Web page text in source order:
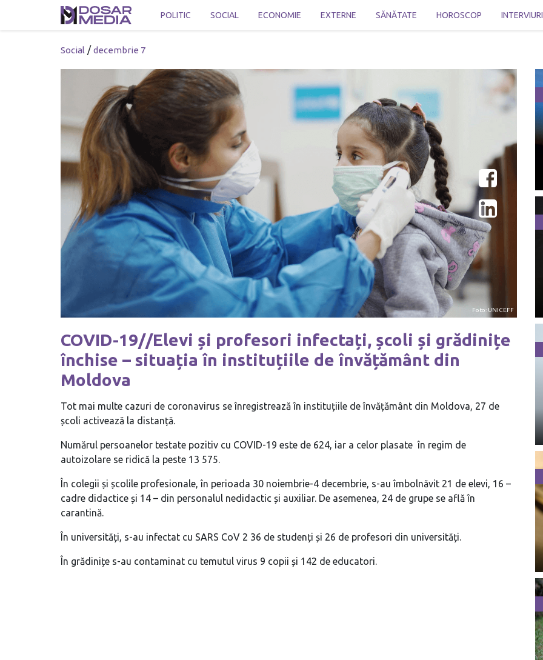
POLITIC SOCIAL ECONOMIE EXTERNE SĂNĂTATE HOROSCOP INTERVIURI
Social /decembrie 7
Foto: UNICEFF
COVID-19//Elevi și profesori infectați, școli și grădinițe
închise – situația în instituțiile de învățământ din
Moldova
Tot mai multe cazuri de coronavirus se înregistrează în instituțiile de învățământ din Moldova, 27 de
școli activează la distanță.
Numărul persoanelor testate pozitiv cu COVID-19 este de 624, iar a celor plasate în regim de
autoizolare se ridică la peste 13 575.
În colegii și școlile profesionale, în perioada 30 noiembrie-4 decembrie, s-au îmbolnăvit 21 de elevi, 16 –
cadre didactice și 14 – din personalul nedidactic și auxiliar. De asemenea, 24 de grupe se află în
carantină.
În universități, s-au infectat cu SARS CoV 2 36 de studenți și 26 de profesori din universități.
În grădinițe s-au contaminat cu temutul virus 9 copii și 142 de educatori.